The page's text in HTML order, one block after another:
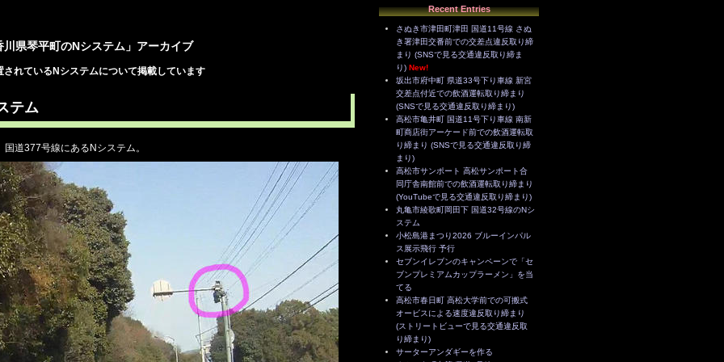
川県琴平町のNシステム」アーカイブ
れているNシステムについて掲載しています
テム
道377号線にあるNシステム。
Recent Entries
さぬき市津田町津田 国道11号線 さぬ
き署津田交番前での交差点違反取り締
まり (SNSで見る交通違反取り締ま
り) New!
坂出市府中町 県道33号下り車線 新宮
交差点付近での飲酒運転取り締まり
(SNSで見る交通違反取り締まり)
高松市亀井町 国道11号下り車線 南新
町商店街アーケード前での飲酒運転取
り締まり (SNSで見る交通違反取り締
まり)
高松市サンポート 高松サンポート合
同庁舎南館前での飲酒運転取り締まり
(YouTubeで見る交通違反取り締まり)
丸亀市綾歌町岡田下 国道32号線のNシ
ステム
小松島港まつり2026 ブルーインパル
ス展示飛行 予行
セブンイレブンのキャンペーンで「セ
ブンプレミアムカップラーメン」を当
てる
高松市春日町 高松大学前での可搬式
オービスによる速度違反取り締まり
(ストリートビューで見る交通違反取
り締まり)
サーターアンダギーを作る